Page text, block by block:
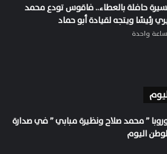
حافلة بالعطاء.. فاقوس تودع محمد
رئيسًا ويتجه لقيادة أبو حماد
واحدة
” محمد صلاح ونظيرة مبابي ” في صدارة
اليوم